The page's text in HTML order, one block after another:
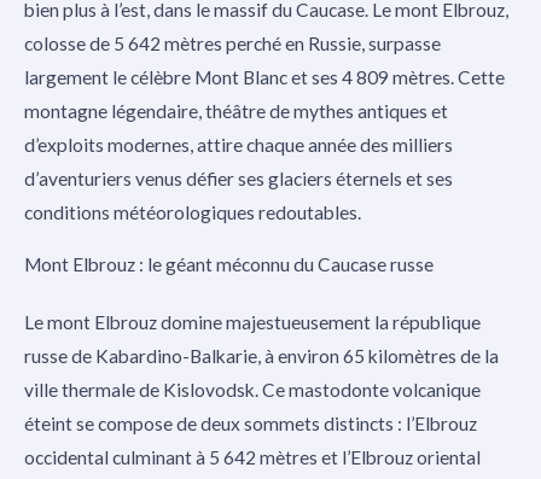
bien plus à l’est, dans le massif du Caucase. Le mont Elbrouz,
colosse de 5 642 mètres perché en Russie, surpasse
largement le célèbre Mont Blanc et ses 4 809 mètres. Cette
montagne légendaire, théâtre de mythes antiques et
d’exploits modernes, attire chaque année des milliers
d’aventuriers venus défier ses glaciers éternels et ses
conditions météorologiques redoutables.
Mont Elbrouz : le géant méconnu du Caucase russe
Le mont Elbrouz domine majestueusement la république
russe de Kabardino-Balkarie, à environ 65 kilomètres de la
ville thermale de Kislovodsk. Ce mastodonte volcanique
éteint se compose de deux sommets distincts : l’Elbrouz
occidental culminant à 5 642 mètres et l’Elbrouz oriental